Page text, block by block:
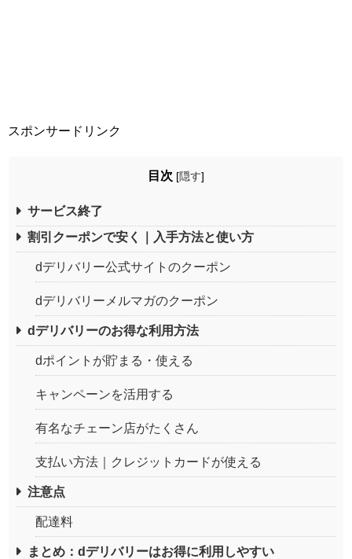
スポンサードリンク
目次 [隠す]
サービス終了
割引クーポンで安く｜入手方法と使い方
dデリバリー公式サイトのクーポン
dデリバリーメルマガのクーポン
dデリバリーのお得な利用方法
dポイントが貯まる・使える
キャンペーンを活用する
有名なチェーン店がたくさん
支払い方法｜クレジットカードが使える
注意点
配達料
まとめ：dデリバリーはお得に利用しやすい